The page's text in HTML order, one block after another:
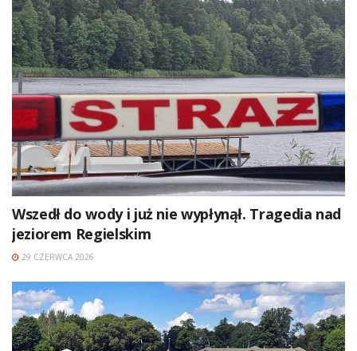
Wszedł do wody i już nie wypłynął. Tragedia nad
jeziorem Regielskim
29 CZERWCA 2026